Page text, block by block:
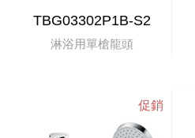
TBG03302P1B-S2
淋浴用單槍龍頭